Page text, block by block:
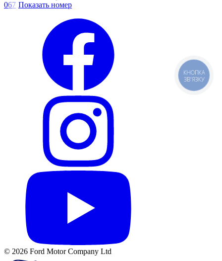
067 Показать номер
© 2026 Ford Motor Company Ltd
КНОПКА
ЗВ'ЯЗКУ